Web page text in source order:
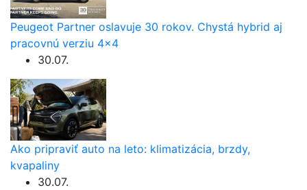
Peugeot Partner oslavuje 30 rokov. Chystá hybrid aj
pracovnú verziu 4×4
30.07.
Ako pripraviť auto na leto: klimatizácia, brzdy,
kvapaliny
30.07.